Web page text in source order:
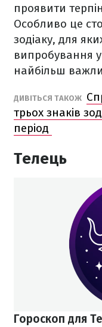
проявити
Особливо це
зодіаку, для
випробування
найбільш
ДИВІТЬСЯ ТАКОЖ
трьох знаків
період
Телець
Гороскоп для